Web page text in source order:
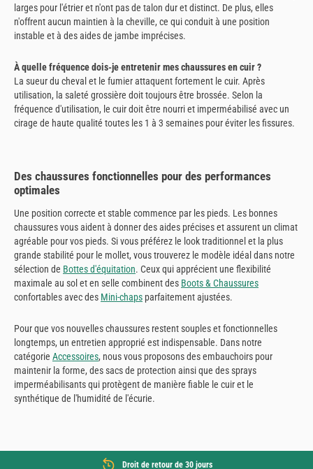
larges pour l'étrier et n'ont pas de talon dur et distinct. De plus, elles
n'offrent aucun maintien à la cheville, ce qui conduit à une position
instable et à des aides de jambe imprécises.
À quelle fréquence dois-je entretenir mes chaussures en cuir ?
La sueur du cheval et le fumier attaquent fortement le cuir. Après
utilisation, la saleté grossière doit toujours être brossée. Selon la
fréquence d'utilisation, le cuir doit être nourri et imperméabilisé avec un
cirage de haute qualité toutes les 1 à 3 semaines pour éviter les fissures.
Des chaussures fonctionnelles pour des performances
optimales
Une position correcte et stable commence par les pieds. Les bonnes
chaussures vous aident à donner des aides précises et assurent un climat
agréable pour vos pieds. Si vous préférez le look traditionnel et la plus
grande stabilité pour le mollet, vous trouverez le modèle idéal dans notre
sélection de Bottes d'équitation. Ceux qui apprécient une flexibilité
maximale au sol et en selle combinent des Boots & Chaussures
confortables avec des Mini-chaps parfaitement ajustées.
Pour que vos nouvelles chaussures restent souples et fonctionnelles
longtemps, un entretien approprié est indispensable. Dans notre
catégorie Accessoires, nous vous proposons des embauchoirs pour
maintenir la forme, des sacs de protection ainsi que des sprays
imperméabilisants qui protègent de manière fiable le cuir et le
synthétique de l'humidité de l'écurie.
Droit de retour de 30 jours